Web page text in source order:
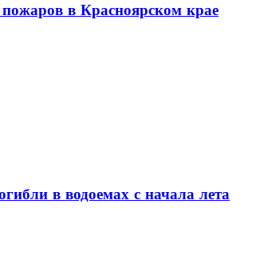
в Красноярском крае
в водоемах с начала лета